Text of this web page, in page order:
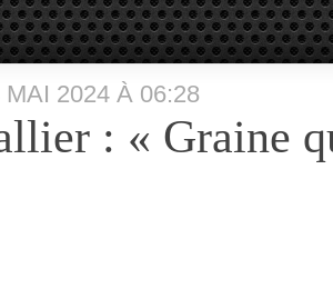
2024 À 06:28
: « Graine